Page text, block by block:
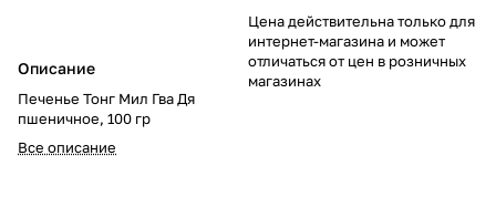
Описание
Печенье Тонг Мил Гва Дя
пшеничное, 100 гр
Все описание
Цена действительна только для
интернет-магазина и может
отличаться от цен в розничных
магазинах